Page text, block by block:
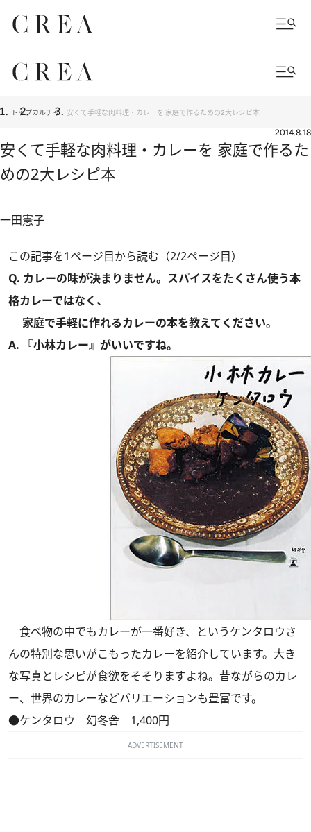
トップカルチャー安くて手軽な肉料理・カレーを 家庭で作るための2大レシピ本
2014.8.18
安くて手軽な肉料理・カレーを 家庭で作るた
めの2大レシピ本
一田憲子
この記事を1ページ目から読む（2/2ページ目）
Q. カレーの味が決まりません。スパイスをたくさん使う本
格カレーではなく、
家庭で手軽に作れるカレーの本を教えてください。
A. 『小林カレー』がいいですね。
食べ物の中でもカレーが一番好き、というケンタロウさ
んの特別な思いがこもったカレーを紹介しています。大き
な写真とレシピが食欲をそそりますよね。昔ながらのカレ
ー、世界のカレーなどバリエーションも豊富です。
●ケンタロウ 幻冬舎 1,400円
ADVERTISEMENT